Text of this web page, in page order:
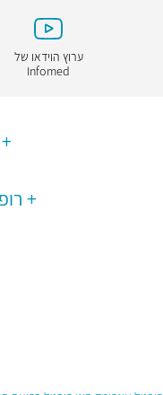
ערוץ הוידאו של
Infomed